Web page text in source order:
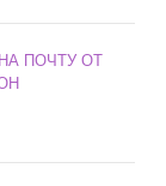
ПОЧТУ ОТ